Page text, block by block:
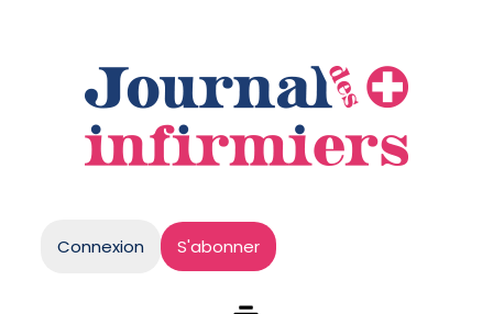
Connexion S'abonner